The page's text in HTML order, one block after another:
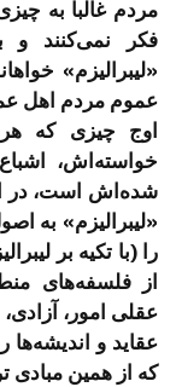
مردم غالباً به
فکر نمی‌کنند و
«لیبرالیزم»
عموم مردم اهل
اوج چیزی که
خواسته‌اش،
شده‌اش است، در
«لیبرالیزم» به
را (با تکیه بر
از فلسفه‌های
عقلی امور،
عقاید و اندیشه‌ها
که از همین مبادی